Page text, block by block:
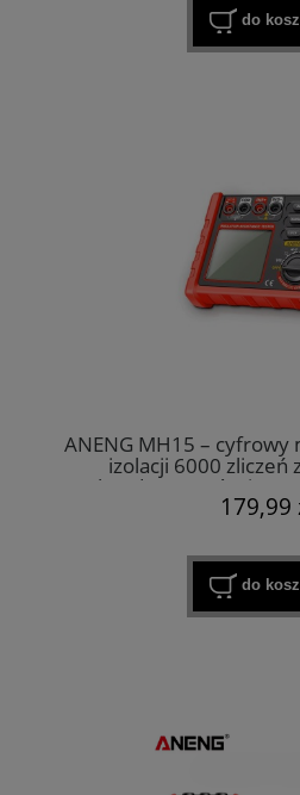
do
ANENG MH15 –
izolacji 6000 zliczeń
kondensatorów i
179,99
do